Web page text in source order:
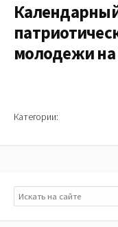
молодежи на
Категории:
Поиск